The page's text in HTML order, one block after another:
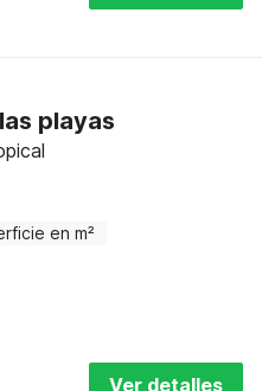
playas
en m²
Ver detalles